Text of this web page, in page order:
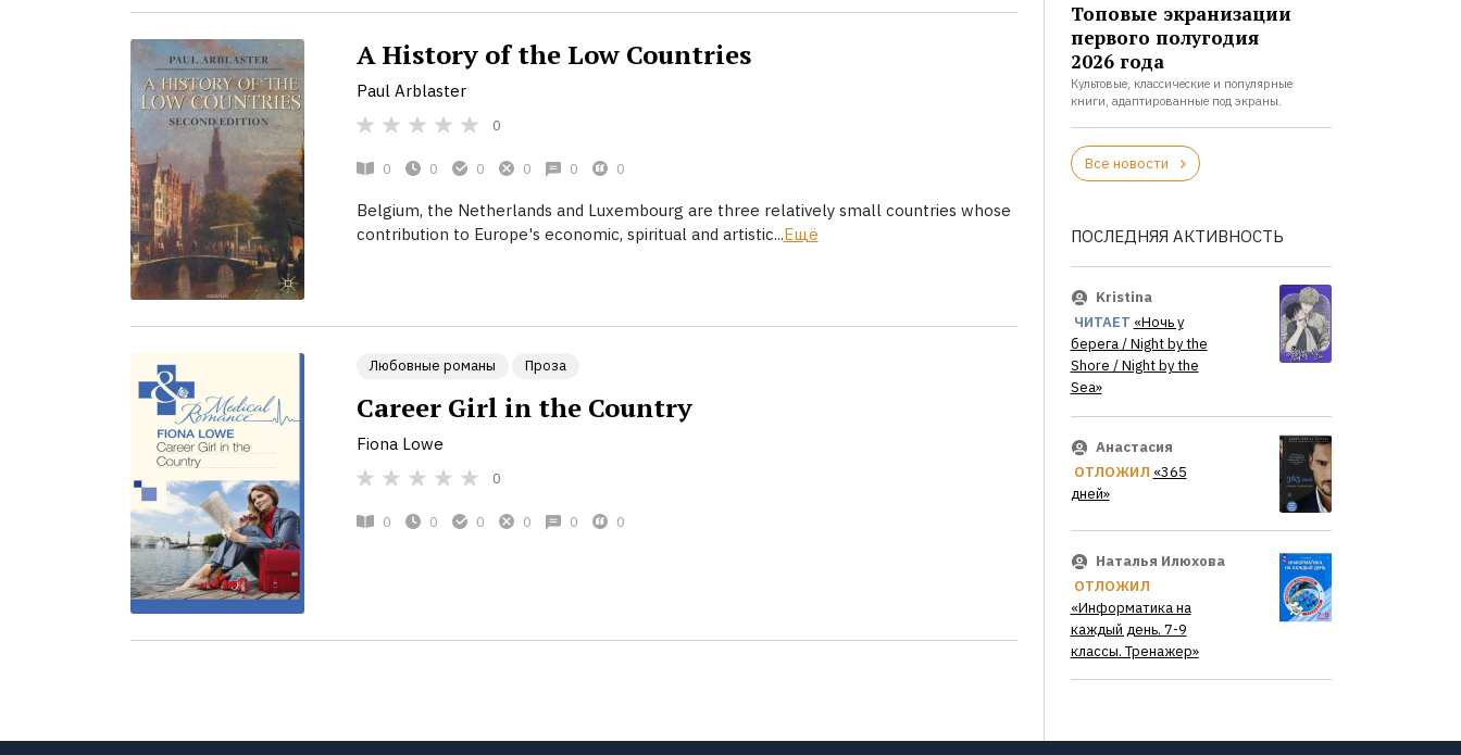
A History of the Low Countries
Paul Arblaster
0
0 0 0 0 0 0
Belgium, the Netherlands and Luxembourg are three relatively small countries whose
contribution to Europe's economic, spiritual and artistic...Ещё
Любовные романы Проза
Career Girl in the Country
Fiona Lowe
0
0 0 0 0 0 0
Топовые экранизации
первого полугодия
2026 года
Культовые, классические и популярные
книги, адаптированные под экраны.
Все новости
ПОСЛЕДНЯЯ АКТИВНОСТЬ
Kristina
ЧИТАЕТ «Ночь у
берега / Night by the
Shore / Night by the
Sea»
Анастасия
ОТЛОЖИЛ «365
дней»
Наталья Илюхова
ОТЛОЖИЛ
«Информатика на
каждый день. 7-9
классы. Тренажер»